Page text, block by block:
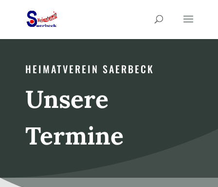
HEIMATVEREIN SAERBECK
Unsere
Termine